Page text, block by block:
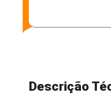
Descrição